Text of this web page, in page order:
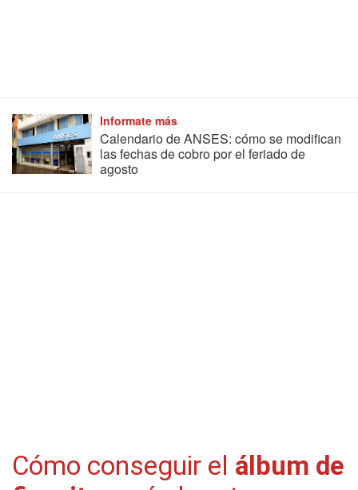
Informate más
Calendario de ANSES: cómo se modifican
las fechas de cobro por el feriado de
agosto
Cómo conseguir el álbum de